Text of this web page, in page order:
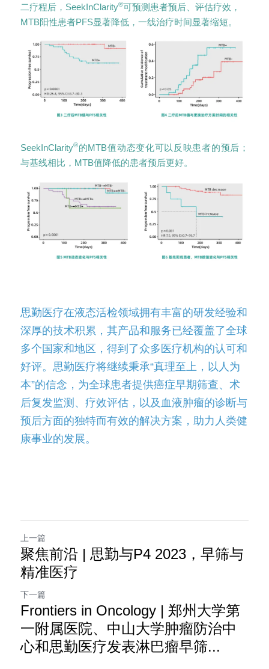
二疗程后，SeekInClarity®可预测患者预后、评估疗效，
MTB阳性患者PFS显著降低，一线治疗时间显著缩短。
SeekInClarity®的MTB值动态变化可以反映患者的预后；
与基线相比，MTB值降低的患者预后更好。
思勤医疗在液态活检领域拥有丰富的研发经验和
深厚的技术积累，其产品和服务已经覆盖了全球
多个国家和地区，得到了众多医疗机构的认可和
好评。思勤医疗将继续秉承“真理至上，以人为
本”的信念，为全球患者提供癌症早期筛查、术
后复发监测、疗效评估，以及血液肿瘤的诊断与
预后方面的独特而有效的解决方案，助力人类健
康事业的发展。
上一篇
聚焦前沿 | 思勤与P4 2023，早筛与
精准医疗
下一篇
Frontiers in Oncology | 郑州大学第
一附属医院、中山大学肿瘤防治中
心和思勤医疗发表淋巴瘤早筛...